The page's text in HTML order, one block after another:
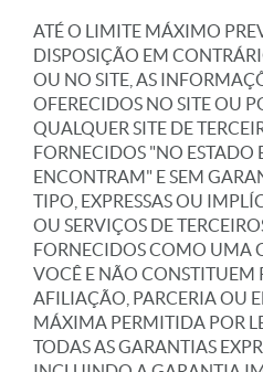
ATÉ O LIMITE MÁXIMO
DISPOSIÇÃO EM
OU NO SITE, AS
OFERECIDOS NO SITE OU
QUALQUER SITE DE
FORNECIDOS "NO ESTADO
ENCONTRAM" E SEM
TIPO, EXPRESSAS OU
OU SERVIÇOS DE
FORNECIDOS COMO UMA
VOCÊ E NÃO CONSTITUEM
AFILIAÇÃO, PARCERIA OU
MÁXIMA PERMITIDA POR
TODAS AS GARANTIAS